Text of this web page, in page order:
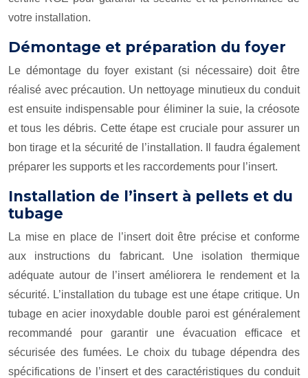
votre installation.
Démontage et préparation du foyer
Le démontage du foyer existant (si nécessaire) doit être
réalisé avec précaution. Un nettoyage minutieux du conduit
est ensuite indispensable pour éliminer la suie, la créosote
et tous les débris. Cette étape est cruciale pour assurer un
bon tirage et la sécurité de l’installation. Il faudra également
préparer les supports et les raccordements pour l’insert.
Installation de l’insert à pellets et du
tubage
La mise en place de l’insert doit être précise et conforme
aux instructions du fabricant. Une isolation thermique
adéquate autour de l’insert améliorera le rendement et la
sécurité. L’installation du tubage est une étape critique. Un
tubage en acier inoxydable double paroi est généralement
recommandé pour garantir une évacuation efficace et
sécurisée des fumées. Le choix du tubage dépendra des
spécifications de l’insert et des caractéristiques du conduit